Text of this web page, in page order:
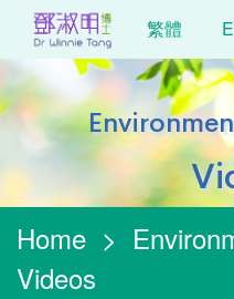
繁體
Home >
Videos